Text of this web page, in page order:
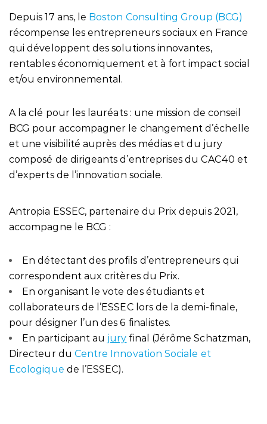
Depuis 17 ans, le Boston Consulting Group (BCG)
récompense les entrepreneurs sociaux en France
qui développent des solutions innovantes,
rentables économiquement et à fort impact social
et/ou environnemental.
A la clé pour les lauréats : une mission de conseil
BCG pour accompagner le changement d’échelle
et une visibilité auprès des médias et du jury
composé de dirigeants d’entreprises du CAC40 et
d’experts de l’innovation sociale.
Antropia ESSEC, partenaire du Prix depuis 2021,
accompagne le BCG :
En détectant des profils d’entrepreneurs qui
correspondent aux critères du Prix.
En organisant le vote des étudiants et
collaborateurs de l’ESSEC lors de la demi-finale,
pour désigner l’un des 6 finalistes.
En participant au jury final (Jérôme Schatzman,
Directeur du Centre Innovation Sociale et
Ecologique de l’ESSEC).